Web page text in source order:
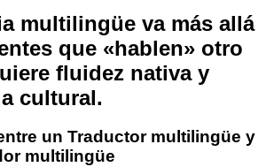
multilingüe va más allá
que «hablen» otro
fluidez nativa y
cultural.
un Traductor multilingüe y
multilingüe